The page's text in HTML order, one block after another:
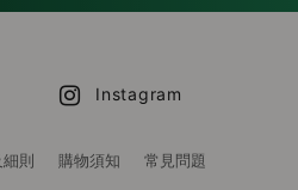
Instagram
則 購物須知 常見問題